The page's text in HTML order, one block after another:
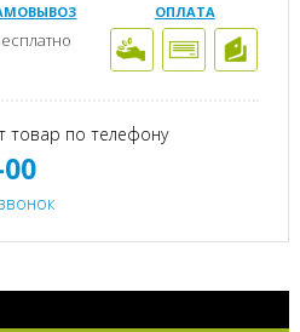
ОПЛАТА
товар по телефону